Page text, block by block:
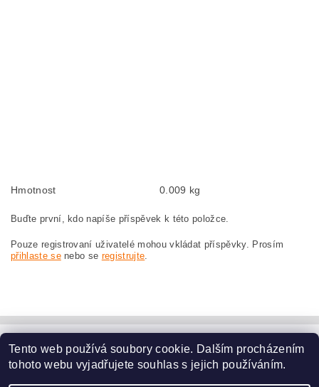
Hmotnost 0.009 kg
Buďte první, kdo napíše příspěvek k této položce.
Pouze registrovaní uživatelé mohou vkládat příspěvky. Prosím
přihlaste senebo se registrujte.
www.dodilny.cz
Tento web používá soubory cookie. Dalším procházením
tohoto webu vyjadřujete souhlas s jejich používáním.